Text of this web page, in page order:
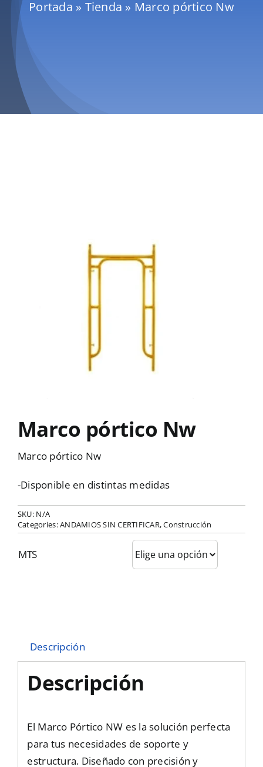
Contacto
Portada » Tienda » Marco pórtico Nw
Marco pórtico Nw
Marco pórtico Nw
-Disponible en distintas medidas
SKU: N/A
Categories:ANDAMIOS SIN CERTIFICAR,Construcción
MTS
Descripción
Descripción
El Marco Pórtico NW es la solución perfecta
para tus necesidades de soporte y
estructura. Diseñado con precisión y